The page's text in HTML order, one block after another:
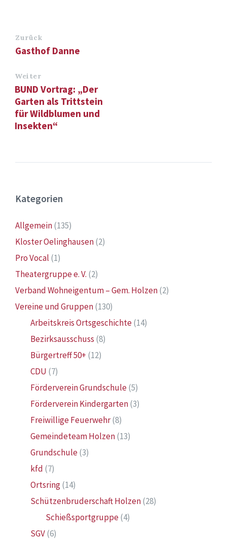
Zurück
Gasthof Danne
Weiter
BUND Vortrag: „Der
Garten als Trittstein
für Wildblumen und
Insekten“
Kategorien
Allgemein(135)
Kloster Oelinghausen(2)
Pro Vocal (1)
Theatergruppe e. V. (2)
Verband Wohneigentum – Gem. Holzen(2)
Vereine und Gruppen(130)
Arbeitskreis Ortsgeschichte(14)
Bezirksausschuss (8)
Bürgertreff 50+ (12)
CDU (7)
Förderverein Grundschule(5)
Förderverein Kindergarten(3)
Freiwillige Feuerwehr(8)
Gemeindeteam Holzen(13)
Grundschule(3)
kfd (7)
Ortsring(14)
Schützenbruderschaft Holzen(28)
Schießsportgruppe(4)
SGV(6)